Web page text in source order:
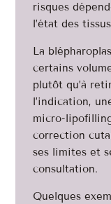
risques
l’état des
La
certains
plutôt qu’à
l’indication,
micro-
correction
ses limites et
consultation.
Quelques